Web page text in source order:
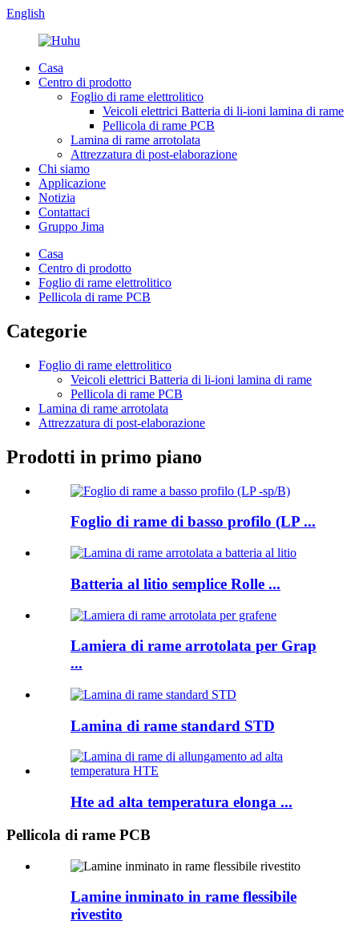
English
Casa
Centro di prodotto
Foglio di rame elettrolitico
Veicoli elettrici Batteria di li-ioni lamina di rame
Pellicola di rame PCB
Lamina di rame arrotolata
Attrezzatura di post-elaborazione
Chi siamo
Applicazione
Notizia
Contattaci
Gruppo Jima
Casa
Centro di prodotto
Foglio di rame elettrolitico
Pellicola di rame PCB
Categorie
Foglio di rame elettrolitico
Veicoli elettrici Batteria di li-ioni lamina di rame
Pellicola di rame PCB
Lamina di rame arrotolata
Attrezzatura di post-elaborazione
Prodotti in primo piano
Foglio di rame di basso profilo (LP ...
Batteria al litio semplice Rolle ...
Lamiera di rame arrotolata per Grap
...
Lamina di rame standard STD
Hte ad alta temperatura elonga ...
Pellicola di rame PCB
Lamine inminato in rame flessibile
rivestito